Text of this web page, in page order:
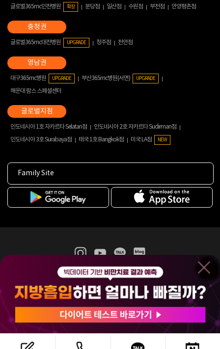
글로벌365mc인천병원 확장 분당점 일산점 수원점 부천점 안양평촌점
글로벌365mc대전병원 UPGRADE 청주점 천안점
대구365mc병원 UPGRADE 부산365mc병원(서면) UPGRADE
해운대 람스 스페셜센터
인도네시아 1호 자카르타 Selatan점
인도네시아 2호 자카르타 Sudirman점
인도네시아 3호 Surabaya점
태국 1호 Bangkok점 미국 LA점 NEW
Family Site
365mc 병·의원 이용약관
홈페이지 이용약관
비급여진료수가
(주)365mcㅣ서울특별시 서초구 서초대로52길 7, 3~4층(서초동, 제일빌딩)
120-87-04354ㅣ김남철
COPYRIGHT(C) 2025 365mc. ALL RIGHTS RESERVED.